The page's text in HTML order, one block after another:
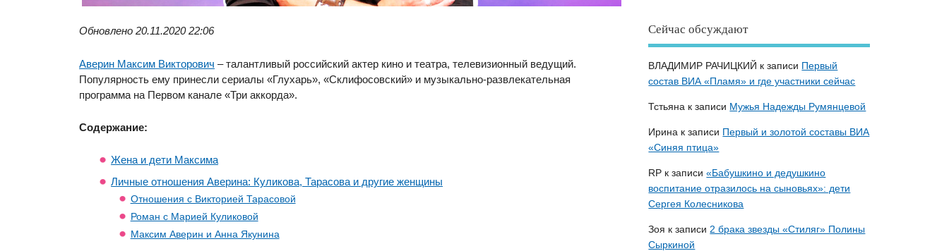
Обновлено 20.11.2020 22:06
Аверин Максим Викторович – талантливый российский актер кино и театра, телевизионный ведущий.
Популярность ему принесли сериалы «Глухарь», «Склифосовский» и музыкально-развлекательная
программа на Первом канале «Три аккорда».
Содержание:
Жена и дети Максима
Личные отношения Аверина: Куликова, Тарасова и другие женщины
Отношения с Викторией Тарасовой
Роман с Марией Куликовой
Максим Аверин и Анна Якунина
Сейчас обсуждают
ВЛАДИМИР РАЧИЦКИЙ к записи Первый
состав ВИА «Пламя» и где участники сейчас
Тстьяна к записи Мужья Надежды Румянцевой
Ирина к записи Первый и золотой составы ВИА
«Синяя птица»
RP к записи«Бабушкино и дедушкино
воспитание отразилось на сыновьях»: дети
Сергея Колесникова
Зоя к записи 2 брака звезды «Стиляг» Полины
Сыркиной